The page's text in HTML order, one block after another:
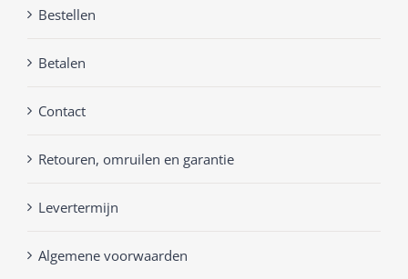
Bestellen
Betalen
Contact
Retouren, omruilen en garantie
Levertermijn
Algemene voorwaarden